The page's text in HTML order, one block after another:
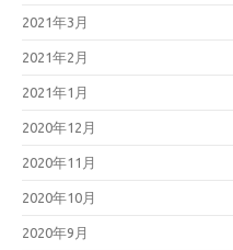
2021年3月
2021年2月
2021年1月
2020年12月
2020年11月
2020年10月
2020年9月